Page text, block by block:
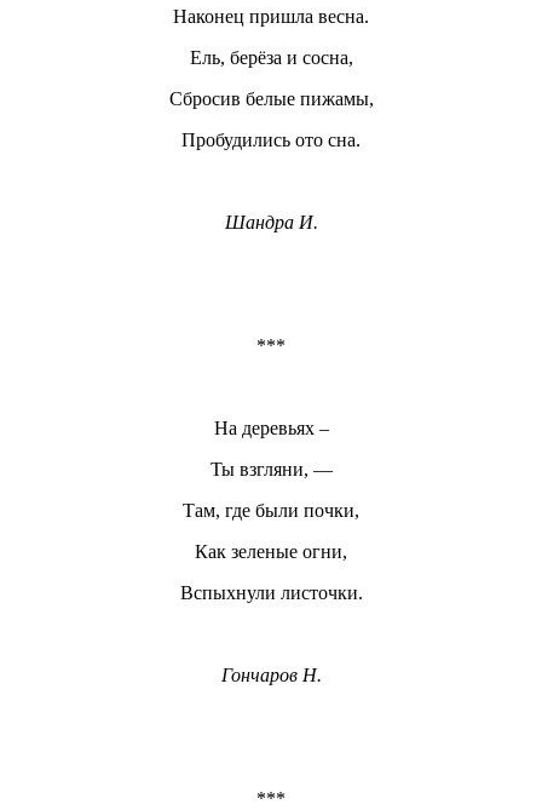
Наконец пришла весна.
Ель, берёза и сосна,
Сбросив белые пижамы,
Пробудились ото сна.
Шандра И.
***
На деревьях –
Ты взгляни, —
Там, где были почки,
Как зеленые огни,
Вспыхнули листочки.
Гончаров Н.
***